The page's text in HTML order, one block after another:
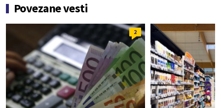
Povezane vesti
2